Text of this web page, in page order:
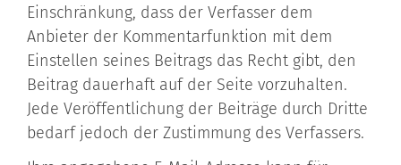
Einschränkung, dass der Verfasser dem
Anbieter der Kommentarfunktion mit dem
Einstellen seines Beitrags das Recht gibt, den
Beitrag dauerhaft auf der Seite vorzuhalten.
Jede Veröffentlichung der Beiträge durch Dritte
bedarf jedoch der Zustimmung des Verfassers.